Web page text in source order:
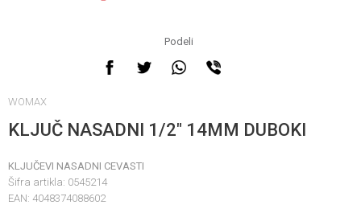
Podeli
WOMAX
KLJUČ NASADNI 1/2" 14MM DUBOKI
KLJUČEVI NASADNI CEVASTI
Šifra artikla: 0545214
EAN: 4048374088602